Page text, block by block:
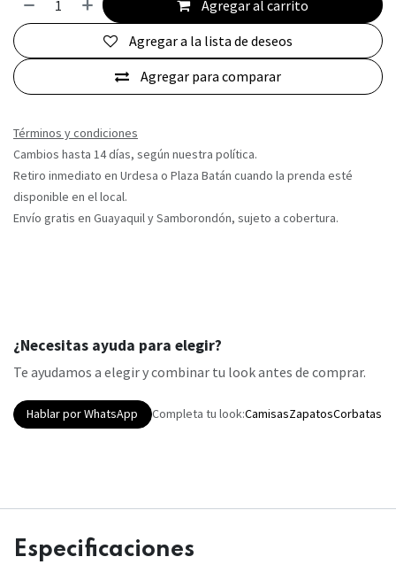
Agregar al carrito
Agregar para comparar
Agregar a la lista de deseos
Términos y condiciones
Cambios hasta 14 días, según nuestra política.
Retiro inmediato en Urdesa o Plaza Batán cuando la prenda esté
disponible en el local.
Envío gratis en Guayaquil y Samborondón, sujeto a cobertura.
¿Necesitas ayuda para elegir?
Te ayudamos a elegir y combinar tu look antes de comprar.
Hablar por WhatsApp Completa tu look:CamisasZapatosCorbatas
Especificaciones